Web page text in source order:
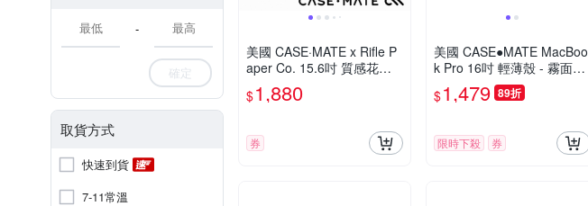
-
確定
取貨方式
快速到貨
7-11常溫
美國 CASE·MATE x Rifle P
aper Co. 15.6吋 質感花漾
筆電袋 - 花園派對紅色
$1,880
券
美國 CASE●MATE MacBoo
k Pro 16吋 輕薄殼 - 霧面透
$1,479 89折
限時下殺 券